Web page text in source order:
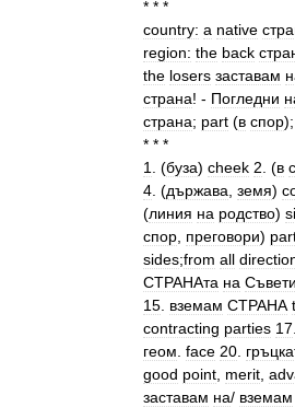
* * *
country: a native
region: the back
the losers заставам
страна! - Погледни
страна; part (в спор
* * *
1
. (буза) cheek 2 . (в
4 . (държава земя)
(линия на родство)
спор преговори)
sides;from all
СТРАНАта на
15 вземам СТРАНА
contracting parties 17
геом face 20
good point merit
заставам на/ вземам